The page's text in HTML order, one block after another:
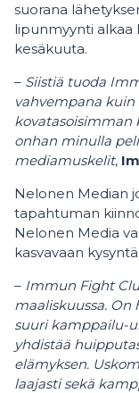
suorana
lipunmyynti alkaa
kesäkuuta.
– Siistiä tuoda
vahvempana kuin
onhan minulla
mediamuskelit,
Nelonen Median
tapahtuman
Nelonen Media
kasvavaan
– Immun Fight
maaliskuussa.
suuri kamppailu-
yhdistää
elämyksen.
laajasti sekä